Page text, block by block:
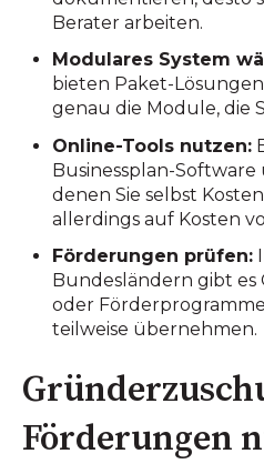
Berater arbeiten.
Modulares System
bieten Paket-Lösungen
genau die Module, die
Online-Tools nutzen:
Businessplan-
denen Sie selbst
allerdings auf Kosten
Förderungen prüfen:
Bundesländern gibt es
oder
teilweise übernehmen.
Förderungen